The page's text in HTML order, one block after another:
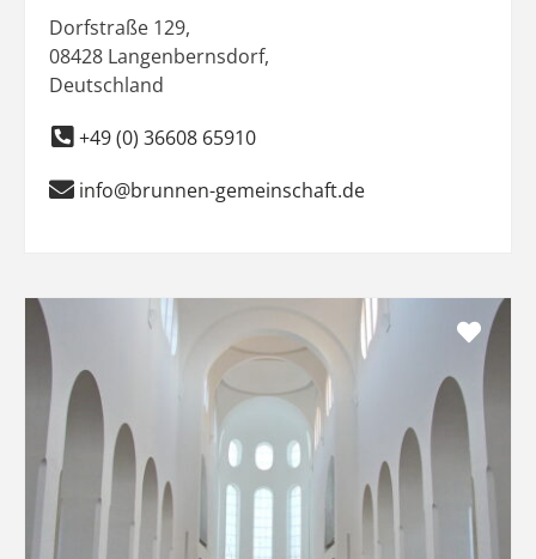
Dorfstraße 129,
08428 Langenbernsdorf,
Deutschland
+49 (0) 36608 65910
info@brunnen-gemeinschaft.de